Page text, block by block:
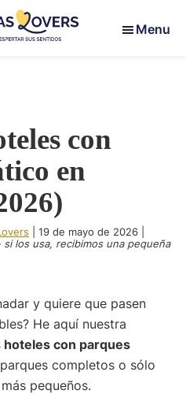
Menu
con
en
19 de mayo de 2026
los usa, recibimos una pequeña
y quiere que pasen
He aquí nuestra
hoteles con parques
completos o sólo
pequeños.